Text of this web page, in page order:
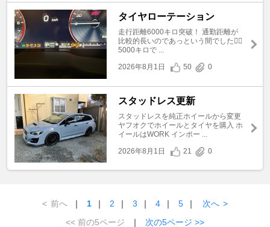
タイヤローテーション
走行距離6000キロ突破！ 通勤距離が
比較的長いのであっという間でした🤦‍♀️
5000キロで ...
2026年8月1日
50 0
スタッドレス更新
スタッドレスを純正ホイールから変更
ヤフオクでホイールとタイヤを購入 ホ
イールはWORK インポー ...
2026年8月1日
21 0
< 前へ ｜ 1 ｜ 2 ｜ 3 ｜ 4 ｜ 5 ｜ 次へ >
<< 前の5ページ
｜ 次の5ページ >>